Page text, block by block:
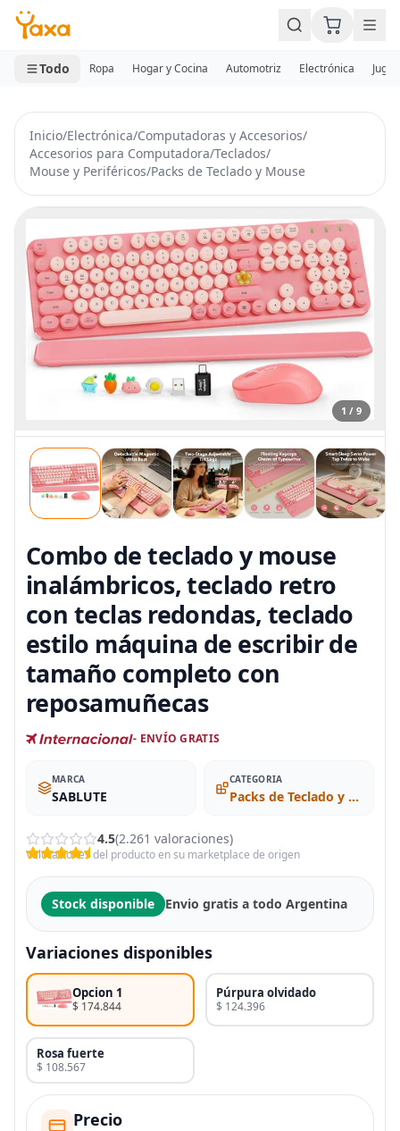
MINI CARRITO
0 productos
Todo Ropa Hogar y Cocina Automotriz Electrónica
Inicio/Electrónica/Computadoras y Accesorios/
Accesorios para Computadora/Teclados/
Mouse y Periféricos/Packs de Teclado y Mouse
1 / 9
Combo de teclado y mouse
inalámbricos, teclado retro
con teclas redondas, teclado
estilo máquina de escribir de
tamaño completo con
reposamuñecas
- ENVÍO GRATIS
MARCA
SABLUTE
CATEGORIA
Packs de Teclado y Mouse
4.5(2.261 valoraciones)
Valoraciones del producto en su marketplace de origen
Stock disponible Envio gratis a todo Argentina
Variaciones disponibles
Opcion 1
$ 174.844
Púrpura olvidado
$ 124.396
Rosa fuerte
$ 108.567
Precio